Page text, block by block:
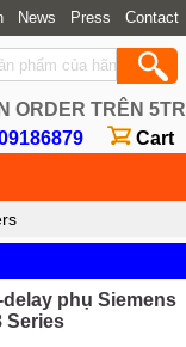
News Press Contact
ORDER TRÊN 5TR
Cart
phụ Siemens
Series